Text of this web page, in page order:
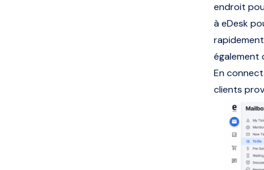
endroit
à eDesk
également
En
clients